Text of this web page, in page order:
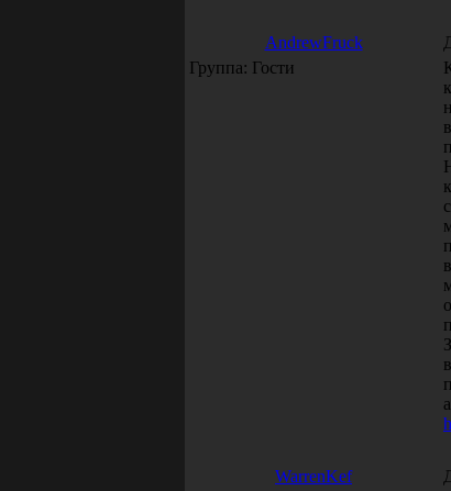
AndrewFruck
Группа: Гости
WarrenKef